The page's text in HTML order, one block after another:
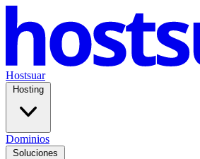
Hostsuar
Hosting
Dominios
Soluciones